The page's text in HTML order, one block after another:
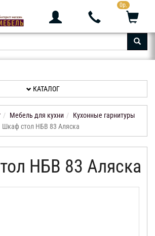
0р.
до 23:00 +7 (343) 361-05-24
КАТАЛОГ
Мебель для кухни
Кухонные гарнитуры
Шкаф стол НБВ 83 Аляска
НБВ 83 Аляска